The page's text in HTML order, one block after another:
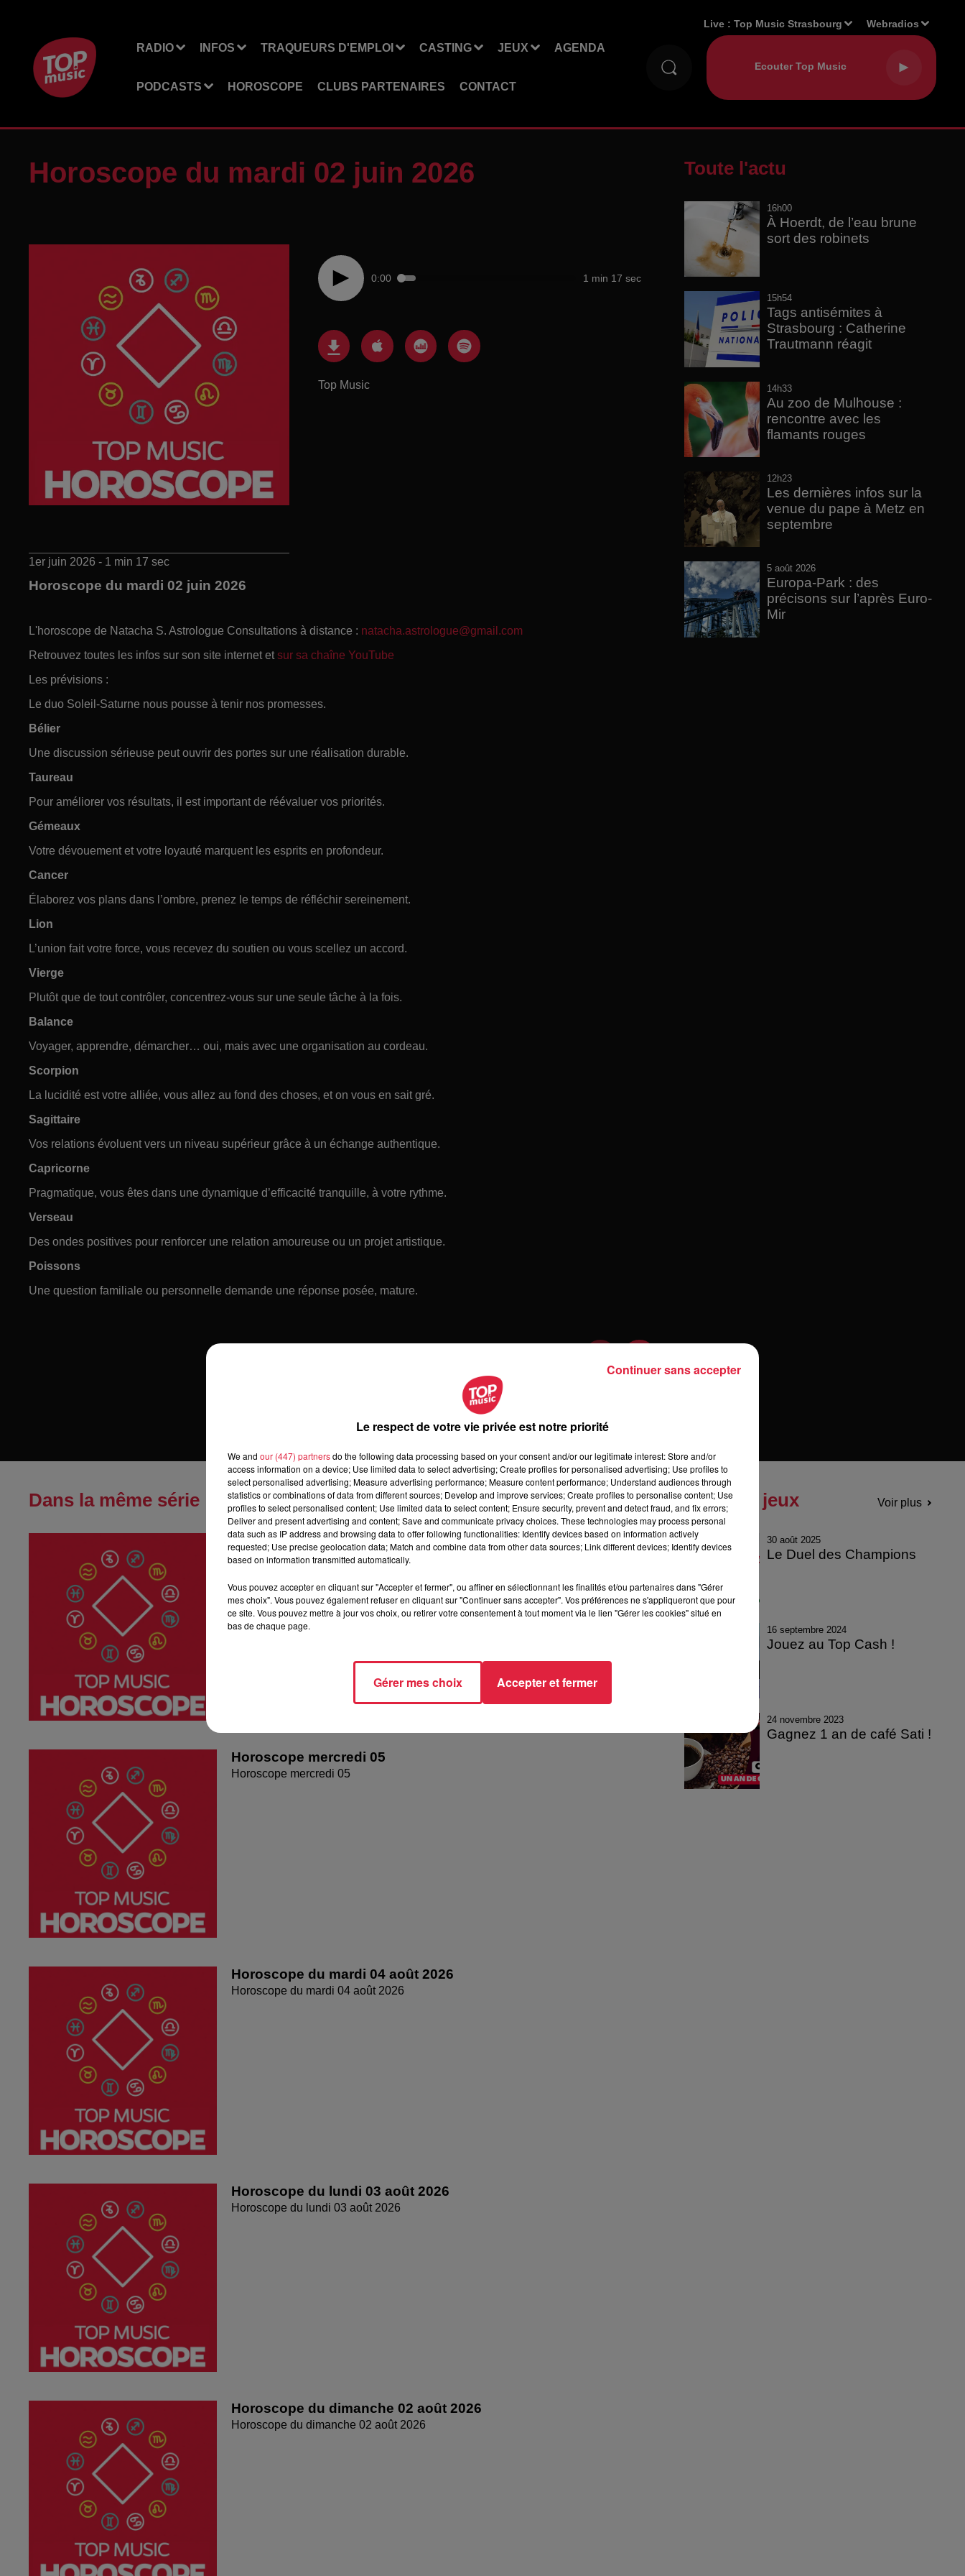
RADIO INFOS TRAQUEURS D'EMPLOI CASTING JEUX AGENDA
PODCASTS HOROSCOPE CLUBS PARTENAIRES CONTACT
Live :Top Music Strasbourg Webradios
Horoscope du mardi 02 juin 2026
0:00 1 min 17 sec
Top Music
1er juin 2026 - 1 min 17 sec
Horoscope du mardi 02 juin 2026
L'horoscope de Natacha S. Astrologue Consultations à distance : natacha.astrologue@gmail.com
Retrouvez toutes les infos sur son site internet et sur sa chaîne YouTube
Les prévisions :
Le duo Soleil-Saturne nous pousse à tenir nos promesses.
Bélier
Une discussion sérieuse peut ouvrir des portes sur une réalisation durable.
Taureau
Pour améliorer vos résultats, il est important de réévaluer vos priorités.
Gémeaux
Votre dévouement et votre loyauté marquent les esprits en profondeur.
Cancer
Élaborez vos plans dans l’ombre, prenez le temps de réfléchir sereinement.
Lion
L’union fait votre force, vous recevez du soutien ou vous scellez un accord.
Vierge
Plutôt que de tout contrôler, concentrez-vous sur une seule tâche à la fois.
Balance
Voyager, apprendre, démarcher… oui, mais avec une organisation au cordeau.
Scorpion
La lucidité est votre alliée, vous allez au fond des choses, et on vous en sait gré.
Sagittaire
Vos relations évoluent vers un niveau supérieur grâce à un échange authentique.
Capricorne
Pragmatique, vous êtes dans une dynamique d’efficacité tranquille, à votre rythme.
Verseau
Des ondes positives pour renforcer une relation amoureuse ou un projet artistique.
Poissons
Une question familiale ou personnelle demande une réponse posée, mature.
Toute l'actu
16h00
À Hoerdt, de l’eau brune
sort des robinets
15h54
Tags antisémites à
Strasbourg : Catherine
Trautmann réagit
14h33
Au zoo de Mulhouse :
rencontre avec les
flamants rouges
12h23
Les dernières infos sur la
venue du pape à Metz en
septembre
5 août 2026
Europa-Park : des
précisons sur l’après Euro-
Mir
Dans la même série
Horoscope du jeudi 6 août 2026
Horoscope du jeudi 6 août 2026
Horoscope mercredi 05
Horoscope mercredi 05
Horoscope du mardi 04 août 2026
Horoscope du mardi 04 août 2026
Horoscope du lundi 03 août 2026
Horoscope du lundi 03 août 2026
Horoscope du dimanche 02 août 2026
Horoscope du dimanche 02 août 2026
Tous les jeux Voir plus
30 août 2025
Le Duel des Champions
16 septembre 2024
Jouez au Top Cash !
24 novembre 2023
Gagnez 1 an de café Sati !
Le respect de votre vie privée est notre priorité
We and our (447) partnersdo the following data processing based on your consent and/or our legitimate interest: Store and/or
access information on a device; Use limited data to select advertising; Create profiles for personalised advertising; Use profiles to
select personalised advertising; Measure advertising performance; Measure content performance; Understand audiences through
statistics or combinations of data from different sources; Develop and improve services; Create profiles to personalise content; Use
profiles to select personalised content; Use limited data to select content; Ensure security, prevent and detect fraud, and fix errors;
Deliver and present advertising and content; Save and communicate privacy choices. These technologies may process personal
data such as IP address and browsing data to offer following functionalities: Identify devices based on information actively
requested; Use precise geolocation data; Match and combine data from other data sources; Link different devices; Identify devices
based on information transmitted automatically.
Vous pouvez accepter en cliquant sur "Accepter et fermer", ou affiner en sélectionnant les finalités et/ou partenaires dans "Gérer
mes choix". Vous pouvez également refuser en cliquant sur "Continuer sans accepter". Vos préférences ne s'appliqueront que pour
ce site. Vous pouvez mettre à jour vos choix, ou retirer votre consentement à tout moment via le lien "Gérer les cookies" situé en
bas de chaque page.
Gérer mes choix Accepter et fermer
Continuer sans accepter